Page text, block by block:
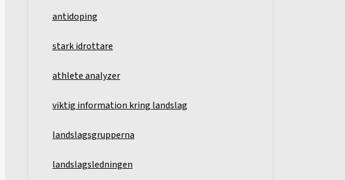
antidoping
stark idrottare
athlete analyzer
viktig information kring landslag
landslagsgrupperna
landslagsledningen